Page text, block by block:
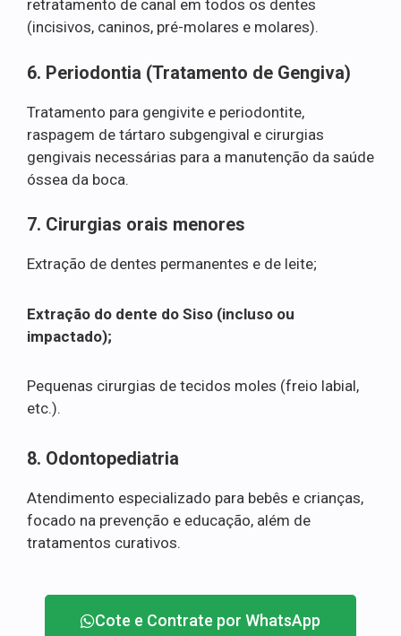
retratamento de canal em todos os dentes
(incisivos, caninos, pré-molares e molares).
6. Periodontia (Tratamento de Gengiva)
Tratamento para gengivite e periodontite,
raspagem de tártaro subgengival e cirurgias
gengivais necessárias para a manutenção da saúde
óssea da boca.
7. Cirurgias orais menores
Extração de dentes permanentes e de leite;
Extração do dente do Siso (incluso ou
impactado);
Pequenas cirurgias de tecidos moles (freio labial,
etc.).
8. Odontopediatria
Atendimento especializado para bebês e crianças,
focado na prevenção e educação, além de
tratamentos curativos.
Cote e Contrate por WhatsApp